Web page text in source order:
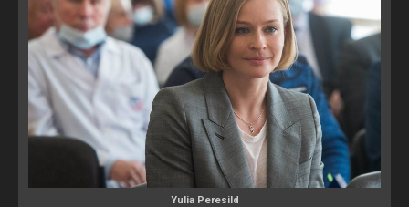
Yulia Peresild